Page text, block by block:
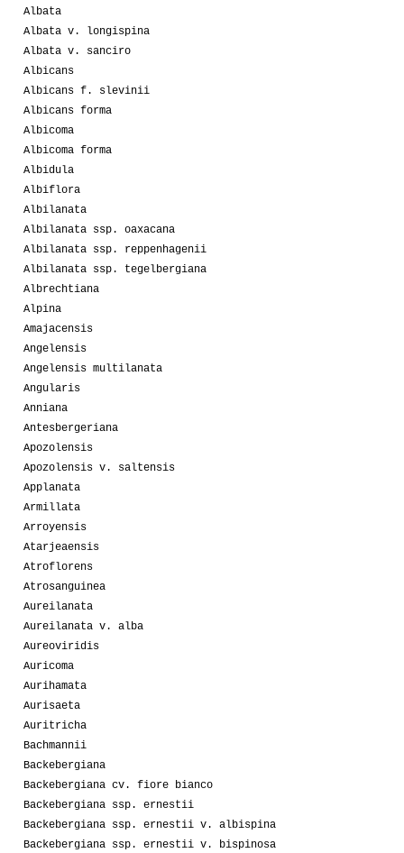
Albata
Albata v. longispina
Albata v. sanciro
Albicans
Albicans f. slevinii
Albicans forma
Albicoma
Albicoma forma
Albidula
Albiflora
Albilanata
Albilanata ssp. oaxacana
Albilanata ssp. reppenhagenii
Albilanata ssp. tegelbergiana
Albrechtiana
Alpina
Amajacensis
Angelensis
Angelensis multilanata
Angularis
Anniana
Antesbergeriana
Apozolensis
Apozolensis v. saltensis
Applanata
Armillata
Arroyensis
Atarjeaensis
Atroflorens
Atrosanguinea
Aureilanata
Aureilanata v. alba
Aureoviridis
Auricoma
Aurihamata
Aurisaeta
Auritricha
Bachmannii
Backebergiana
Backebergiana cv. fiore bianco
Backebergiana ssp. ernestii
Backebergiana ssp. ernestii v. albispina
Backebergiana ssp. ernestii v. bispinosa